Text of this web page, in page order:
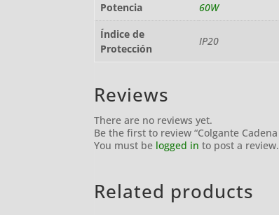
Potencia
60W
Índice de
Protección
IP20
Reviews
There are no reviews yet.
Be the first to review “Colgante
You must be logged in to post a review.
Related products